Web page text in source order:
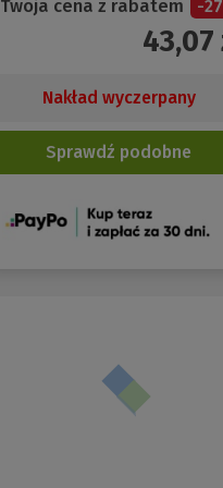
Twoja cena z rabatem -27
43,07
Nakład wyczerpany
Sprawdź podobne
(Nowe